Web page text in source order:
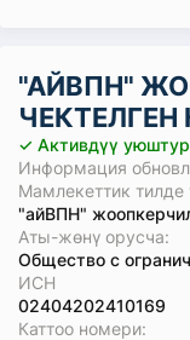
"АЙВПН"
✓ Активдүү
Информация
Мамлекеттик
"айВПН"
Аты-жөнү орусча:
Общество с
ИСН
02404202410169
Каттоо номери: